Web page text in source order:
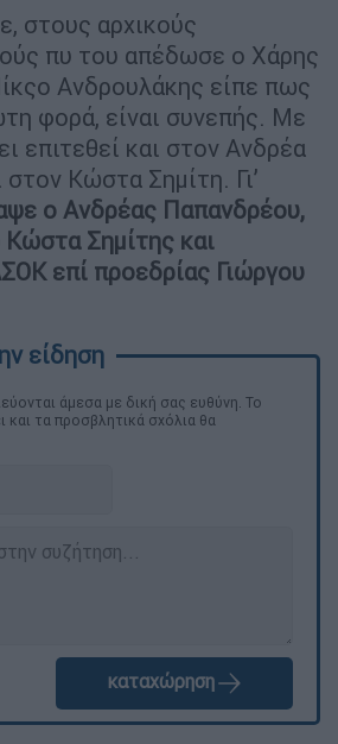
στους αρχικούς
πυ του απέδωσε ο Χάρης
Ανδρουλάκης είπε πως
φορά, είναι συνεπής. Με
επιτεθεί και στον Ανδρέα
Κώστα Σημίτη. Γι’
ο Ανδρέας Παπανδρέου,
Σημίτης και
επί προεδρίας Γιώργου
άμεσα με δική σας ευθύνη. Το
και τα προσβλητικά σχόλια θα
καταχώρηση